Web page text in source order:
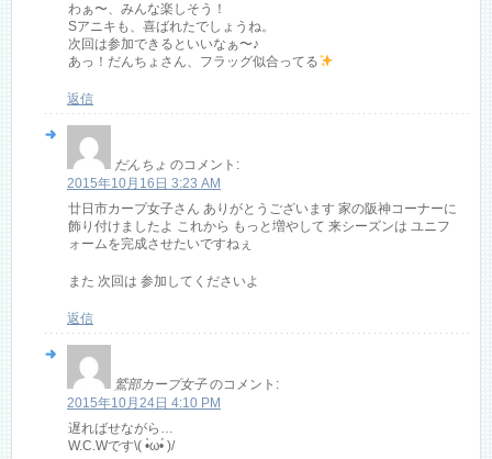
わぁ〜、みんな楽しそう！
Sアニキも、喜ばれたでしょうね。
次回は参加できるといいなぁ〜♪
あっ！だんちょさん、フラッグ似合ってる
返信
だんちょ のコメント:
2015年10月16日 3:23 AM
廿日市カープ女子さん ありがとうございます 家の阪神コーナーに
飾り付けましたよ これから もっと増やして 来シーズンは ユニフ
ォームを完成させたいですねぇ
また 次回は 参加してくださいよ
返信
鷲部カープ女子 のコメント:
2015年10月24日 4:10 PM
遅ればせながら…
W.C.Wです\( •̀ω•́ )/